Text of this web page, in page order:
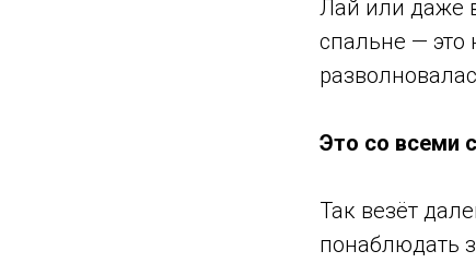
Лай или даже
спальне — это
Это со всеми
Так везёт
понаблюдать